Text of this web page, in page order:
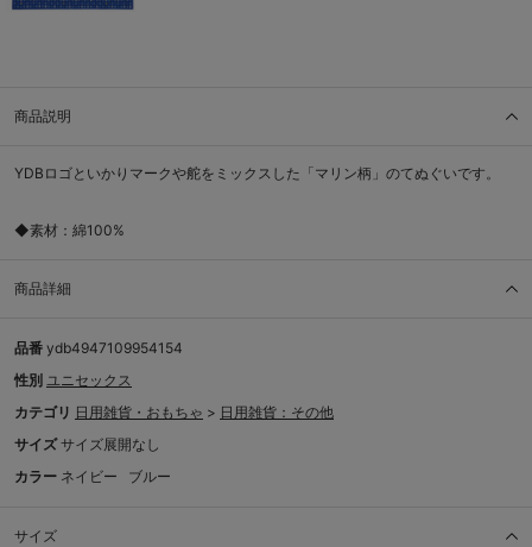
商品説明
YDBロゴといかりマークや舵をミックスした「マリン柄」のてぬぐいです。
◆素材：綿100%
商品詳細
品番 ydb4947109954154
性別 ユニセックス
カテゴリ 日用雑貨・おもちゃ > 日用雑貨：その他
サイズ サイズ展開なし
カラー ネイビー ブルー
サイズ